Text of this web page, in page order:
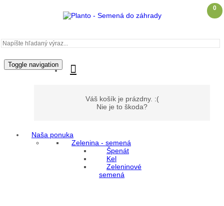
Toggle navigation
0
Váš košík je prázdny. :(
Nie je to škoda?
Naša ponuka
Zelenina - semená
Špenát
Kel
Zeleninové
semená